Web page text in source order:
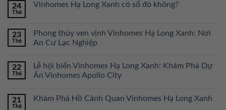
24
Th6
Vinhomes Hạ Long Xanh có sổ đỏ không?
23
Th6
Phong thủy ven vịnh Vinhomes Hạ Long Xanh: Nơi
An Cư Lạc Nghiệp
22
Th6
Lễ hội biển Vinhomes Hạ Long Xanh: Khám Phá Dự
Án Vinhomes Apollo City
21
Th6
Khám Phá Hồ Cảnh Quan Vinhomes Hạ Long Xanh